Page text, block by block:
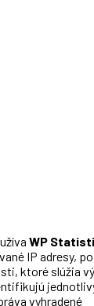
WP
IP adresy,
ktoré slúžia
vyhradené